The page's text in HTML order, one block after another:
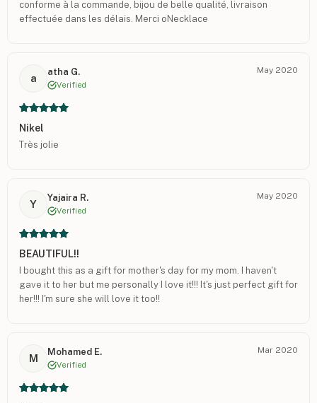
conforme à la commande, bijou de belle qualité, livraison
effectuée dans les délais. Merci oNecklace
a
atha G.
Verified
May 2020
Nikel
Très jolie
Y
Yajaira R.
Verified
May 2020
BEAUTIFUL!!
I bought this as a gift for mother's day for my mom. I haven't
gave it to her but me personally I love it!!! It's just perfect gift for
her!!! I'm sure she will love it too!!
M
Mohamed E.
Verified
Mar 2020